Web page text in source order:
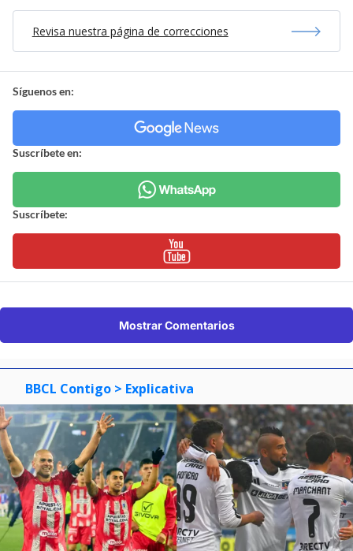
Revisa nuestra página de correcciones
Síguenos en:
Suscríbete en:
Suscríbete:
Mostrar Comentarios
BBCL Contigo > Explicativa